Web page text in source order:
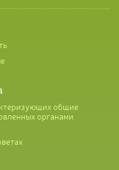
общие
органами